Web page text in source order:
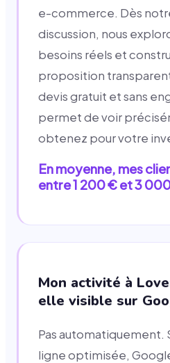
e-commerce. Dès
discussion, nous
besoins réels et
proposition
devis gratuit et sans
permet de voir
obtenez pour votre
En moyenne, mes
entre 1 200 € et 3
Mon activité à
elle visible sur
Pas automatiquement.
ligne optimisée,